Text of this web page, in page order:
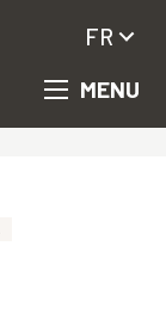
MENU
FR